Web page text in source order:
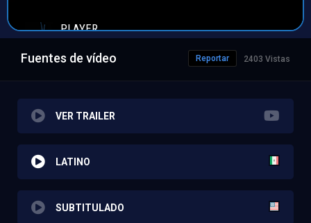
Fuentes de vídeo 2403 Vistas
Reportar
VER TRAILER
LATINO
SUBTITULADO